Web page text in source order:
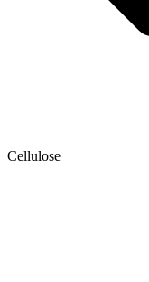
Cellulose